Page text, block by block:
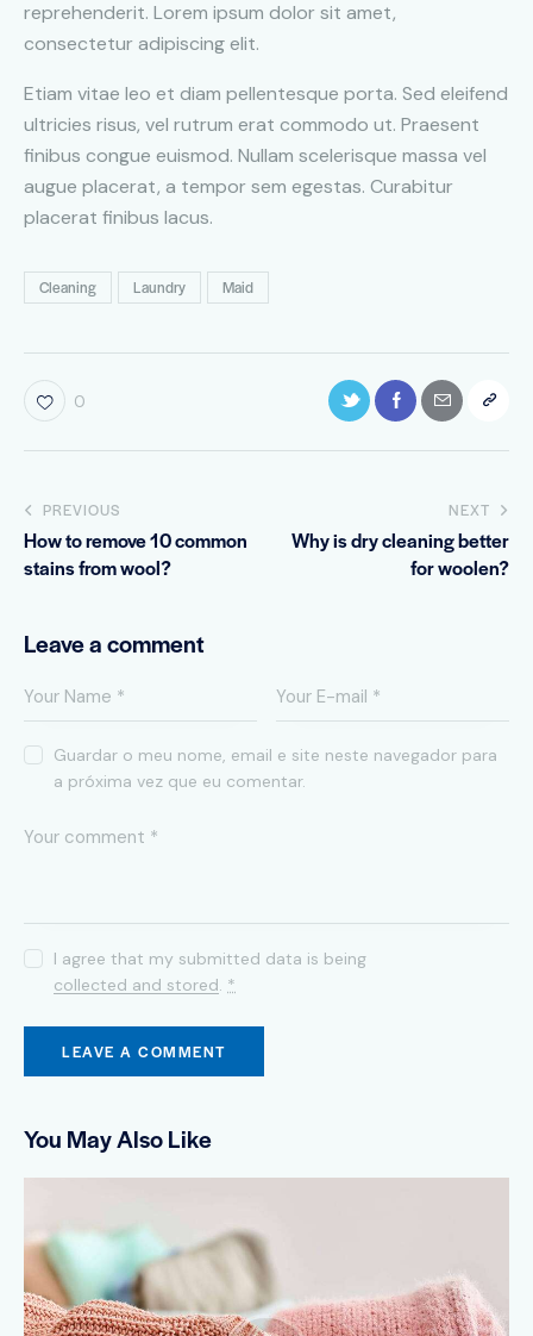
reprehenderit. Lorem ipsum dolor sit amet,
consectetur adipiscing elit.
Etiam vitae leo et diam pellentesque porta. Sed eleifend
ultricies risus, vel rutrum erat commodo ut. Praesent
finibus congue euismod. Nullam scelerisque massa vel
augue placerat, a tempor sem egestas. Curabitur
placerat finibus lacus.
Cleaning Laundry Maid
0
PREVIOUS
How to remove 10 common
stains from wool?
NEXT
Why is dry cleaning better
for woolen?
Leave a comment
Guardar o meu nome, email e site neste navegador para
a próxima vez que eu comentar.
I agree that my submitted data is being
collected and stored. *
You May Also Like